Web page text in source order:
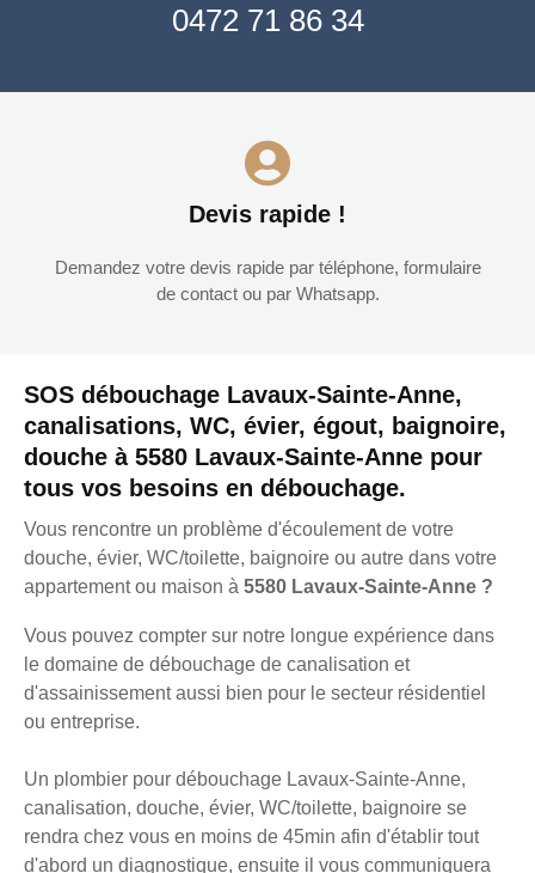
SOS débouchage Lavaux-Sainte-Anne,
canalisations, WC, évier, égout, baignoire,
douche à 5580 Lavaux-Sainte-Anne pour
tous vos besoins en débouchage.
Vous rencontre un problème d'écoulement de votre
douche, évier, WC/toilette, baignoire ou autre dans votre
appartement ou maison à 5580 Lavaux-Sainte-Anne ?
Vous pouvez compter sur notre longue expérience dans
le domaine de débouchage de canalisation et
d'assainissement aussi bien pour le secteur résidentiel
ou entreprise.
Un plombier pour débouchage Lavaux-Sainte-Anne,
canalisation, douche, évier, WC/toilette, baignoire se
rendra chez vous en moins de 45min afin d'établir tout
d'abord un diagnostique, ensuite il vous communiquera
0472 71 86 34
Devis rapide !
Demandez votre devis rapide par téléphone, formulaire
de contact ou par Whatsapp.